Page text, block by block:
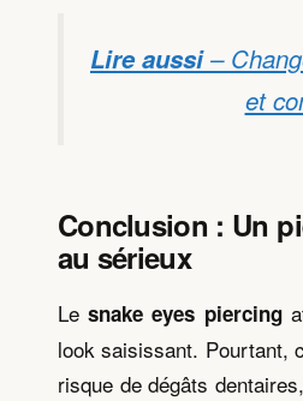
Lire aussi–
et
Conclusion : Un
au sérieux
Lesnake eyes piercing
look saisissant. Pourtant,
risque de dégâts